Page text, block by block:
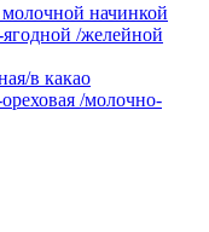
начинкой
/желейной
в какао
/молочно-